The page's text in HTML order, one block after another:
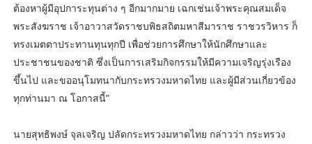
ต้องหาผู้มีอุปการะทุนต่าง ๆ อีกมากมาย เฉกเช่นเจ้าพระคุณสมเด็จ
พระสังฆราช เจ้าอาวาสวัดราชบพิธสถิตมหาสีมาราช ราชวรวิหาร ก็
ทรงเมตตาประทานทุนทุกปี เพื่อช่วยการศึกษาให้นักศึกษาและ
ประชาชนของชาติ ซึ่งเป็นการเสริมกิจกรรมให้มีความเจริญรุ่งเรือง
ขึ้นไป และขออนุโมทนากับกระทรวงมหาดไทย และผู้มีส่วนเกี่ยวข้อง
ทุกท่านมา ณ โอกาสนี้”
นายสุทธิพงษ์ จุลเจริญ ปลัดกระทรวงมหาดไทย กล่าวว่า กระทรวง